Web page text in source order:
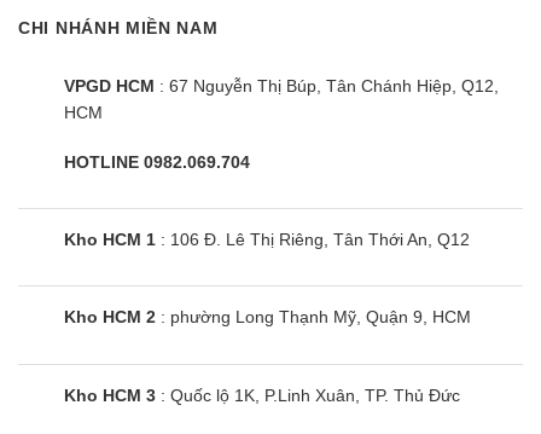
CHI NHÁNH MIỀN NAM
VPGD HCM : 67 Nguyễn Thị Búp, Tân Chánh Hiệp, Q12,
HCM
HOTLINE 0982.069.704
Kho HCM 1 : 106 Đ. Lê Thị Riêng, Tân Thới An, Q12
Kho HCM 2 : phường Long Thạnh Mỹ, Quận 9, HCM
Kho HCM 3 : Quốc lộ 1K, P.Linh Xuân, TP. Thủ Đức